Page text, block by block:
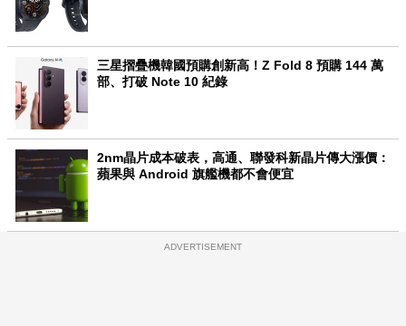
三星摺疊機韓國預購創新高！Z Fold 8 預購 144 萬
部、打破 Note 10 紀錄
2nm晶片成本破表，高通、聯發科新晶片傳大漲價：
蘋果與 Android 旗艦機都不會便宜
ADVERTISEMENT